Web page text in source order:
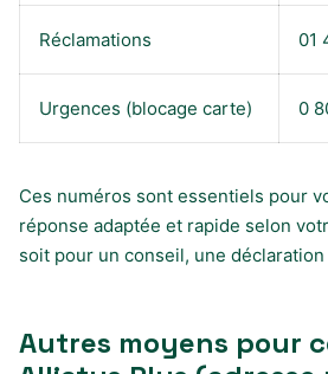
Réclamations 01
Urgences (blocage carte) 0
Ces numéros sont essentiels pour
réponse adaptée et rapide selon
soit pour un conseil, une
Autres moyens pour